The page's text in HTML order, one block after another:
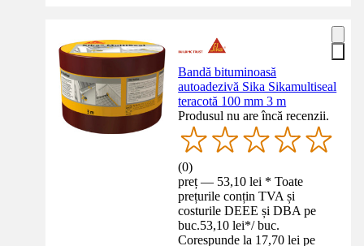
Bandă bituminoasă
autoadezivă Sika Sikamultiseal
teracotă 100 mm 3 m
Produsul nu are încă recenzii.
(0)
preț — 53,10 lei * Toate
prețurile conțin TVA și
costurile DEEE și DBA pe
buc.53,10 lei*/ buc.
Corespunde la 17,70 lei pe